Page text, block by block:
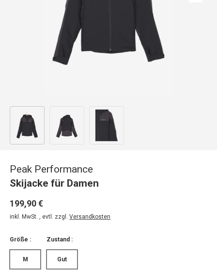
Bild 1 in Galerieansicht laden
Peak Performance
Skijacke für Damen
199,90 €
inkl. MwSt. , evtl. zzgl. Versandkosten
Größe :
M
Zustand :
Gut